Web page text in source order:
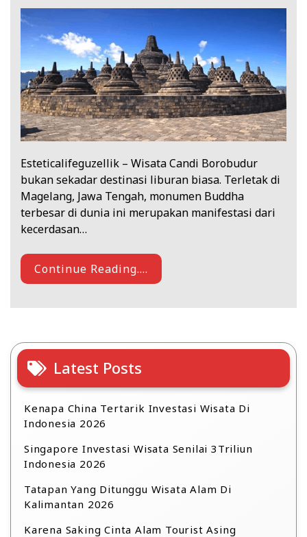
Esteticalifeguzellik – Wisata Candi Borobudur
bukan sekadar destinasi liburan biasa. Terletak di
Magelang, Jawa Tengah, monumen Buddha
terbesar di dunia ini merupakan manifestasi dari
kecerdasan…
Continue Reading....
Latest Posts
Kenapa China Tertarik Investasi Wisata Di
Indonesia 2026
Singapore Investasi Wisata Senilai 3Triliun
Indonesia 2026
Tatapan Yang Ditunggu Wisata Alam Di
Kalimantan 2026
Karena Saking Cinta Alam Tourist Asing